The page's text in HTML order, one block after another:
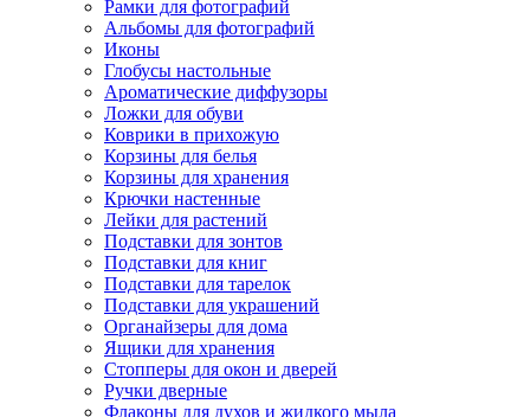
Рамки для фотографий
Альбомы для фотографий
Иконы
Глобусы настольные
Ароматические диффузоры
Ложки для обуви
Коврики в прихожую
Корзины для белья
Корзины для хранения
Крючки настенные
Лейки для растений
Подставки для зонтов
Подставки для книг
Подставки для тарелок
Подставки для украшений
Органайзеры для дома
Ящики для хранения
Стопперы для окон и дверей
Ручки дверные
Флаконы для духов и жидкого мыла